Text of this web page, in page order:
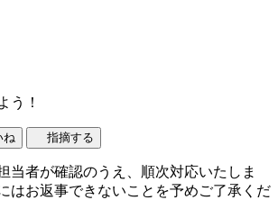
う！
ね 指摘する
当者が確認のうえ、順次対応いたしま
はお返事できないことを予めご了承くだ